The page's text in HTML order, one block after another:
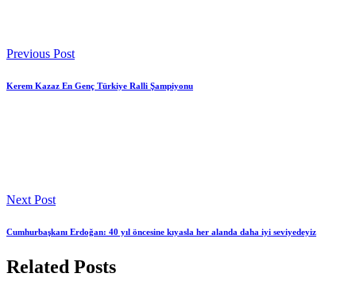
Previous Post
Kerem Kazaz En Genç Türkiye Ralli Şampiyonu
Next Post
Cumhurbaşkanı Erdoğan: 40 yıl öncesine kıyasla her alanda daha iyi seviyedeyiz
Related Posts